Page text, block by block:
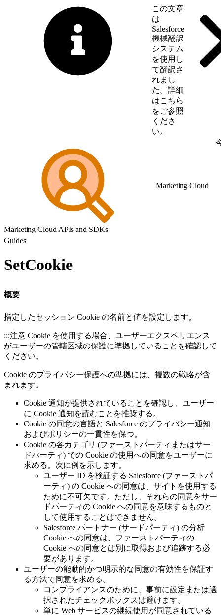
この文章
は
Salesforce
機械翻訳
システム
を使用し
て翻訳さ
れまし
た。詳細
はこちら
をご参照
くださ
い。
Marketing Cloud
Marketing Cloud APIs and SDKs
Guides
SetCookie
概要
指定したセッション Cookie の名前と値を設定します。
:::注意 Cookie を使用する場合、ユーザーエクスペリエンス
がユーザーの管轄区域の保護に準拠していることを確認して
ください。
Cookie のプライバシー保護への準拠には、複数の戦略が含
まれます。
Cookie 通知が提供されていることを確認し、ユーザー
に Cookie 通知を読むことを推奨する。
Cookie の同意の言語と Salesforce のプライバシー通知
およびポリシーの一貫性を保つ。
Cookie の各カテゴリ (ファーストパーティまたはサー
ドパーティ) での Cookie の使用への同意をユーザーに
求める。次に例を示します。
ユーザー ID を検証する Salesforce (ファーストパ
ーティ) の Cookie への同意は、サイトを使用する
ために不可欠です。ただし、それらの同意をサー
ドパーティの Cookie への同意を意味するものと
して使用することはできません。
Salesforce パートナー (サードパーティ) の分析
Cookie への同意は、ファーストパーティの
Cookie への同意とは別に取得および追跡する必
要があります。
ユーザーの能動的かつ明示的な同意の有効性を保証す
る方法で同意を求める。
コンプライアンスのために、事前に設定または選
択されたチェックボックスは避けます。
単に Web サービスの継続使用が同意されている